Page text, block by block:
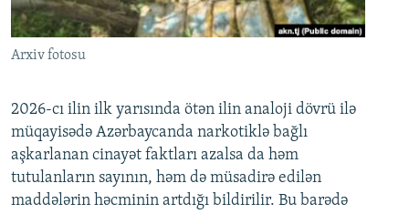
Arxiv fotosu
2026-cı ilin ilk yarısında ötən ilin analoji dövrü ilə
müqayisədə Azərbaycanda narkotiklə bağlı
aşkarlanan cinayət faktları azalsa da həm
tutulanların sayının, həm də müsadirə edilən
maddələrin həcminin artdığı bildirilir. Bu barədə